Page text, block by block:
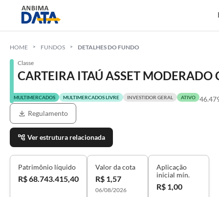
HOME FUNDOS DETALHES DO FUNDO
Classe
CARTEIRA ITAÚ ASSET
MULTIMERCADOS MULTIMERCADOS LIVRE INVESTIDOR GERAL ATIVO
Regulamento
Ver estrutura relacionada
Patrimônio líquido
R$ 68.743.415,40
Valor da cota
R$ 1,57
06/08/2026
Aplicação
inicial mín.
R$ 1,00